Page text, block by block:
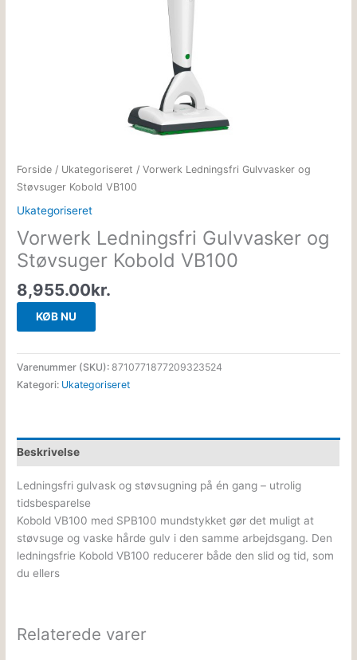
Forside / Ukategoriseret / Vorwerk Ledningsfri Gulvvasker og
Støvsuger Kobold VB100
Ukategoriseret
Vorwerk Ledningsfri Gulvvasker og
Støvsuger Kobold VB100
8,955.00kr.
KØB NU
Varenummer (SKU):8710771877209323524
Kategori: Ukategoriseret
Beskrivelse
Ledningsfri gulvask og støvsugning på én gang – utrolig
tidsbesparelse
Kobold VB100 med SPB100 mundstykket gør det muligt at
støvsuge og vaske hårde gulv i den samme arbejdsgang. Den
ledningsfrie Kobold VB100 reducerer både den slid og tid, som
du ellers
Relaterede varer